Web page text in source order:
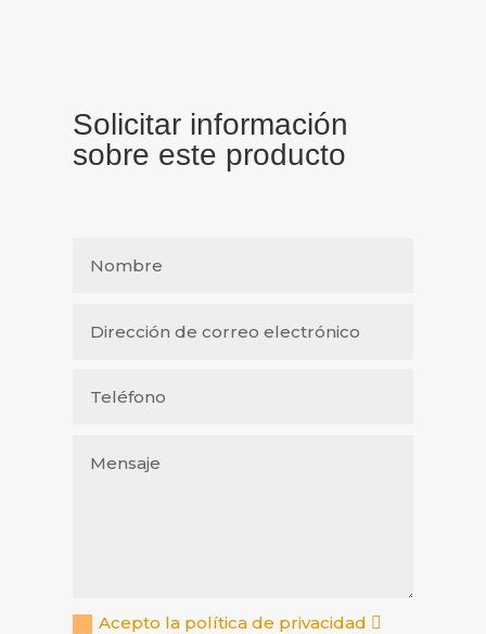
Solicitar información
sobre este producto
Acepto la política de privacidad